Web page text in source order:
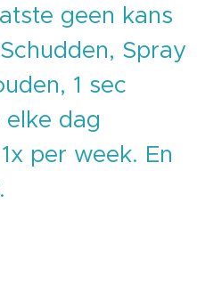
geen kans
Spray
1 sec
elke dag
per week. En